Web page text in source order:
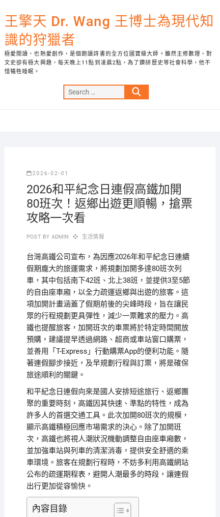
to
content
王擎天 Dr. Wang 王博士為現代知
識的狩獵者
極愛閱讀、也熱愛創作，是個飽讀詩書的全方位國寶級大師。雖然主修數理，對
文史卻有極大興趣，每天晚上11點到凌晨2點，為了鑽研歷史等社會科學，他不
惜犧牲睡眠。
Search
…
2026-02-01
2026和平紀念日連假高鐵加開
80班次！返鄉出遊更順暢，搶票
攻略一次看
POST BY ADMIN 生活情報
台灣高鐵公司宣布，為因應2026年和平紀念日連續
假期龐大的旅運需求，將規劃加開多達80班次列
車，其中包括南下42班、北上38班，並提供3至5節
的自由座車廂，以全力疏運返鄉與出遊的旅客。這
項加開計畫涵蓋了假期前後的尖峰時段，旨在讓民
眾的行程規劃更具彈性，減少一票難求的壓力。高
鐵也提醒旅客，加開班次的車票將於特定時間開放
預購，建議提早透過網路、超商或車站窗口購票，
並善用「T-Express」行動購票App的便利功能。隨
著連假腳步接近，及早規劃行程與訂票，將是確保
旅途順利的關鍵。
和平紀念日連假向來是國人安排短途旅行、返鄉團
聚的重要時刻，高鐵因其快速、準點的特性，成為
許多人的首選交通工具。此次加開80班次的規模，
顯示高鐵積極回應市場需求的決心。除了加開班
次，高鐵也將視人潮狀況機動調整自由座車廂數，
並加強車站與列車的清潔消毒，提供安全舒適的乘
車環境。旅客在規劃行程時，不妨多利用高鐵網站
公布的疏運期程表，避開人潮最多的時段，讓連假
出行更加從容愉快。
內容目錄